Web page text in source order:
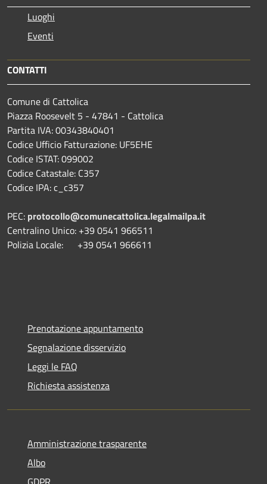
Luoghi
Eventi
CONTATTI
Comune di Cattolica
Piazza Roosevelt 5 - 47841 - Cattolica
Partita IVA: 00343840401
Codice Ufficio Fatturazione: UF5EHE
Codice ISTAT: 099002
Codice Catastale: C357
Codice IPA: c_c357
PEC: protocollo@comunecattolica.legalmailpa.it
Centralino Unico: +39 0541 966511
Polizia Locale: +39 0541 966611
Prenotazione appuntamento
Segnalazione disservizio
Leggi le FAQ
Richiesta assistenza
Amministrazione trasparente
Albo